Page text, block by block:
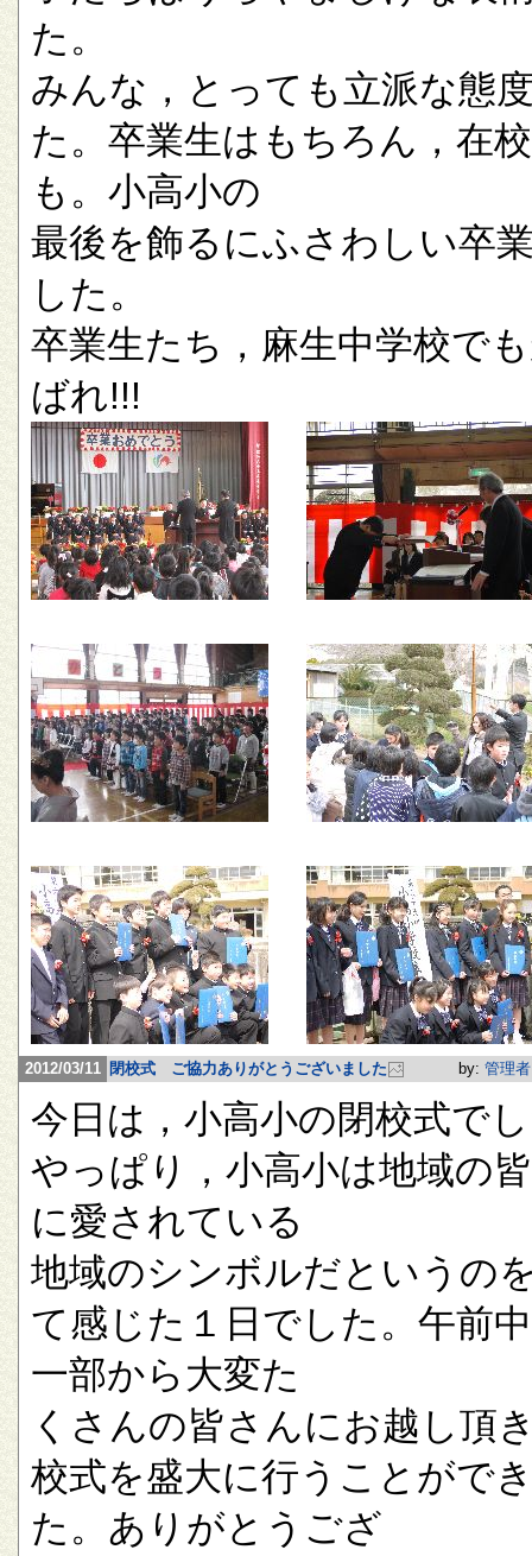
た。
みんな，とっても立派な態
た。卒業生はもちろん，在
も。小高小の
最後を飾るにふさわしい卒
した。
卒業生たち，麻生中学校で
ばれ!!!
2012/03/11 閉校式 ご協力ありがとうございました by: 管理者
今日は，小高小の閉校式で
やっぱり，小高小は地域の
に愛されている
地域のシンボルだというの
て感じた１日でした。午前
一部から大変た
くさんの皆さんにお越し頂
校式を盛大に行うことがで
た。ありがとうござ